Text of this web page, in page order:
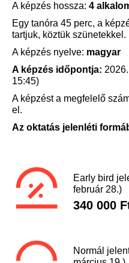
A képzés hossza: 4
Egy tanóra 45 perc, a
tartjuk, köztük szünetekkel.
A képzés nyelve: magyar
A képzés időpontja:
15:45)
A képzést a megfelelő
el.
Az oktatás jelenléti
Early bird
február 28.)
340 000
Normál